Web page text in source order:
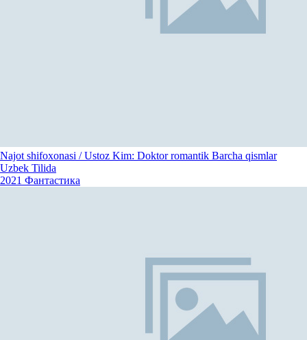
Najot shifoxonasi / Ustoz Kim: Doktor romantik Barcha qismlar
Uzbek Tilida
2021 Фантастика